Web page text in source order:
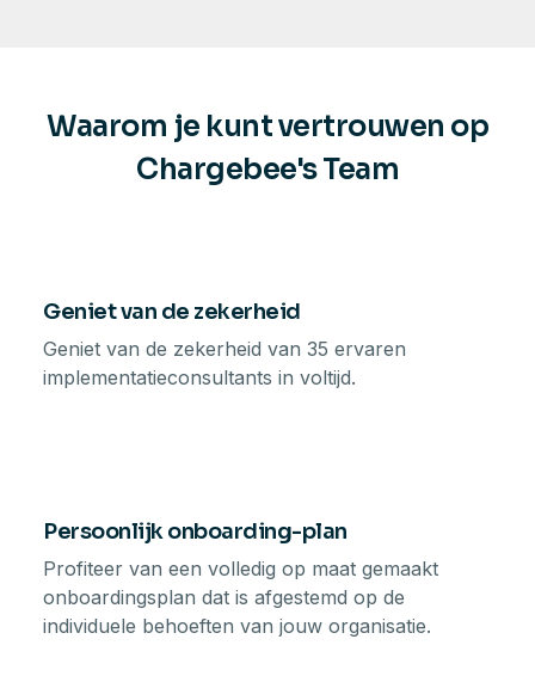
Waarom je kunt vertrouwen op
Chargebee's Team
Geniet van de zekerheid
Geniet van de zekerheid van 35 ervaren
implementatieconsultants in voltijd.
Persoonlijk onboarding-plan
Profiteer van een volledig op maat gemaakt
onboardingsplan dat is afgestemd op de
individuele behoeften van jouw organisatie.